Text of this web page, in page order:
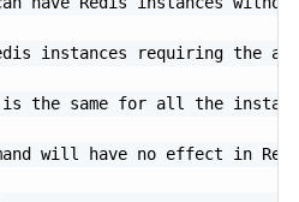
instances requiring the
is the same for all the
will have no effect in